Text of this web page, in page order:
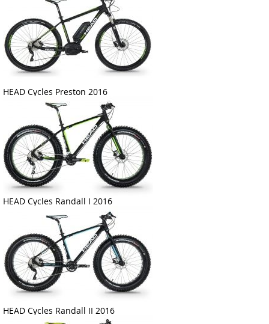
HEAD Cycles Preston 2016
HEAD Cycles Randall I 2016
HEAD Cycles Randall II 2016